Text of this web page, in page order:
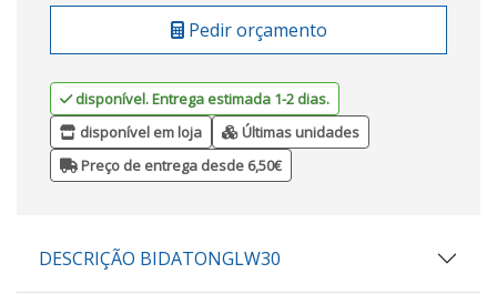
Pedir orçamento
disponível. Entrega estimada 1-2 dias.
disponível em loja
Últimas unidades
Preço de entrega desde 6,50€
DESCRIÇÃO BIDATONGLW30